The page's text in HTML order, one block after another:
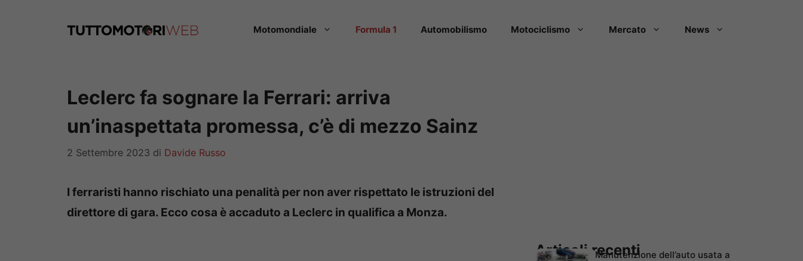
Motomondiale Formula 1 Automobilismo Motociclismo Mercato News
Leclerc fa sognare la Ferrari: arriva
un’inaspettata promessa, c’è di mezzo Sainz
2 Settembre 2023 di Davide Russo
I ferraristi hanno rischiato una penalità per non aver rispettato le istruzioni del
direttore di gara. Ecco cosa è accaduto a Leclerc in qualifica a Monza.
Articoli recentiManutenzione dell’auto usata a